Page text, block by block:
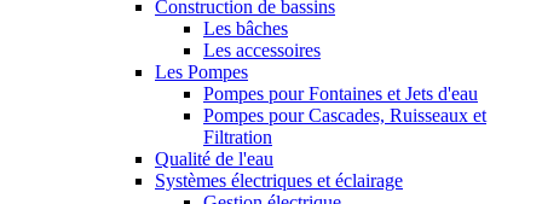
Construction de bassins
Les bâches
Les accessoires
Les Pompes
Pompes pour Fontaines et Jets d'eau
Pompes pour Cascades, Ruisseaux et
Filtration
Qualité de l'eau
Systèmes électriques et éclairage